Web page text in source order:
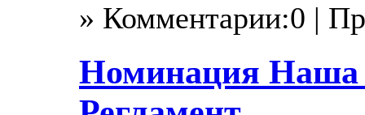
» Комментарии:0 |
Номинация Наша